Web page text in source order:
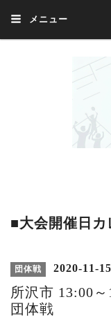
メニュー
■大会開催日カ
団体戦 2020-11-
所沢市 13:00
団体戦